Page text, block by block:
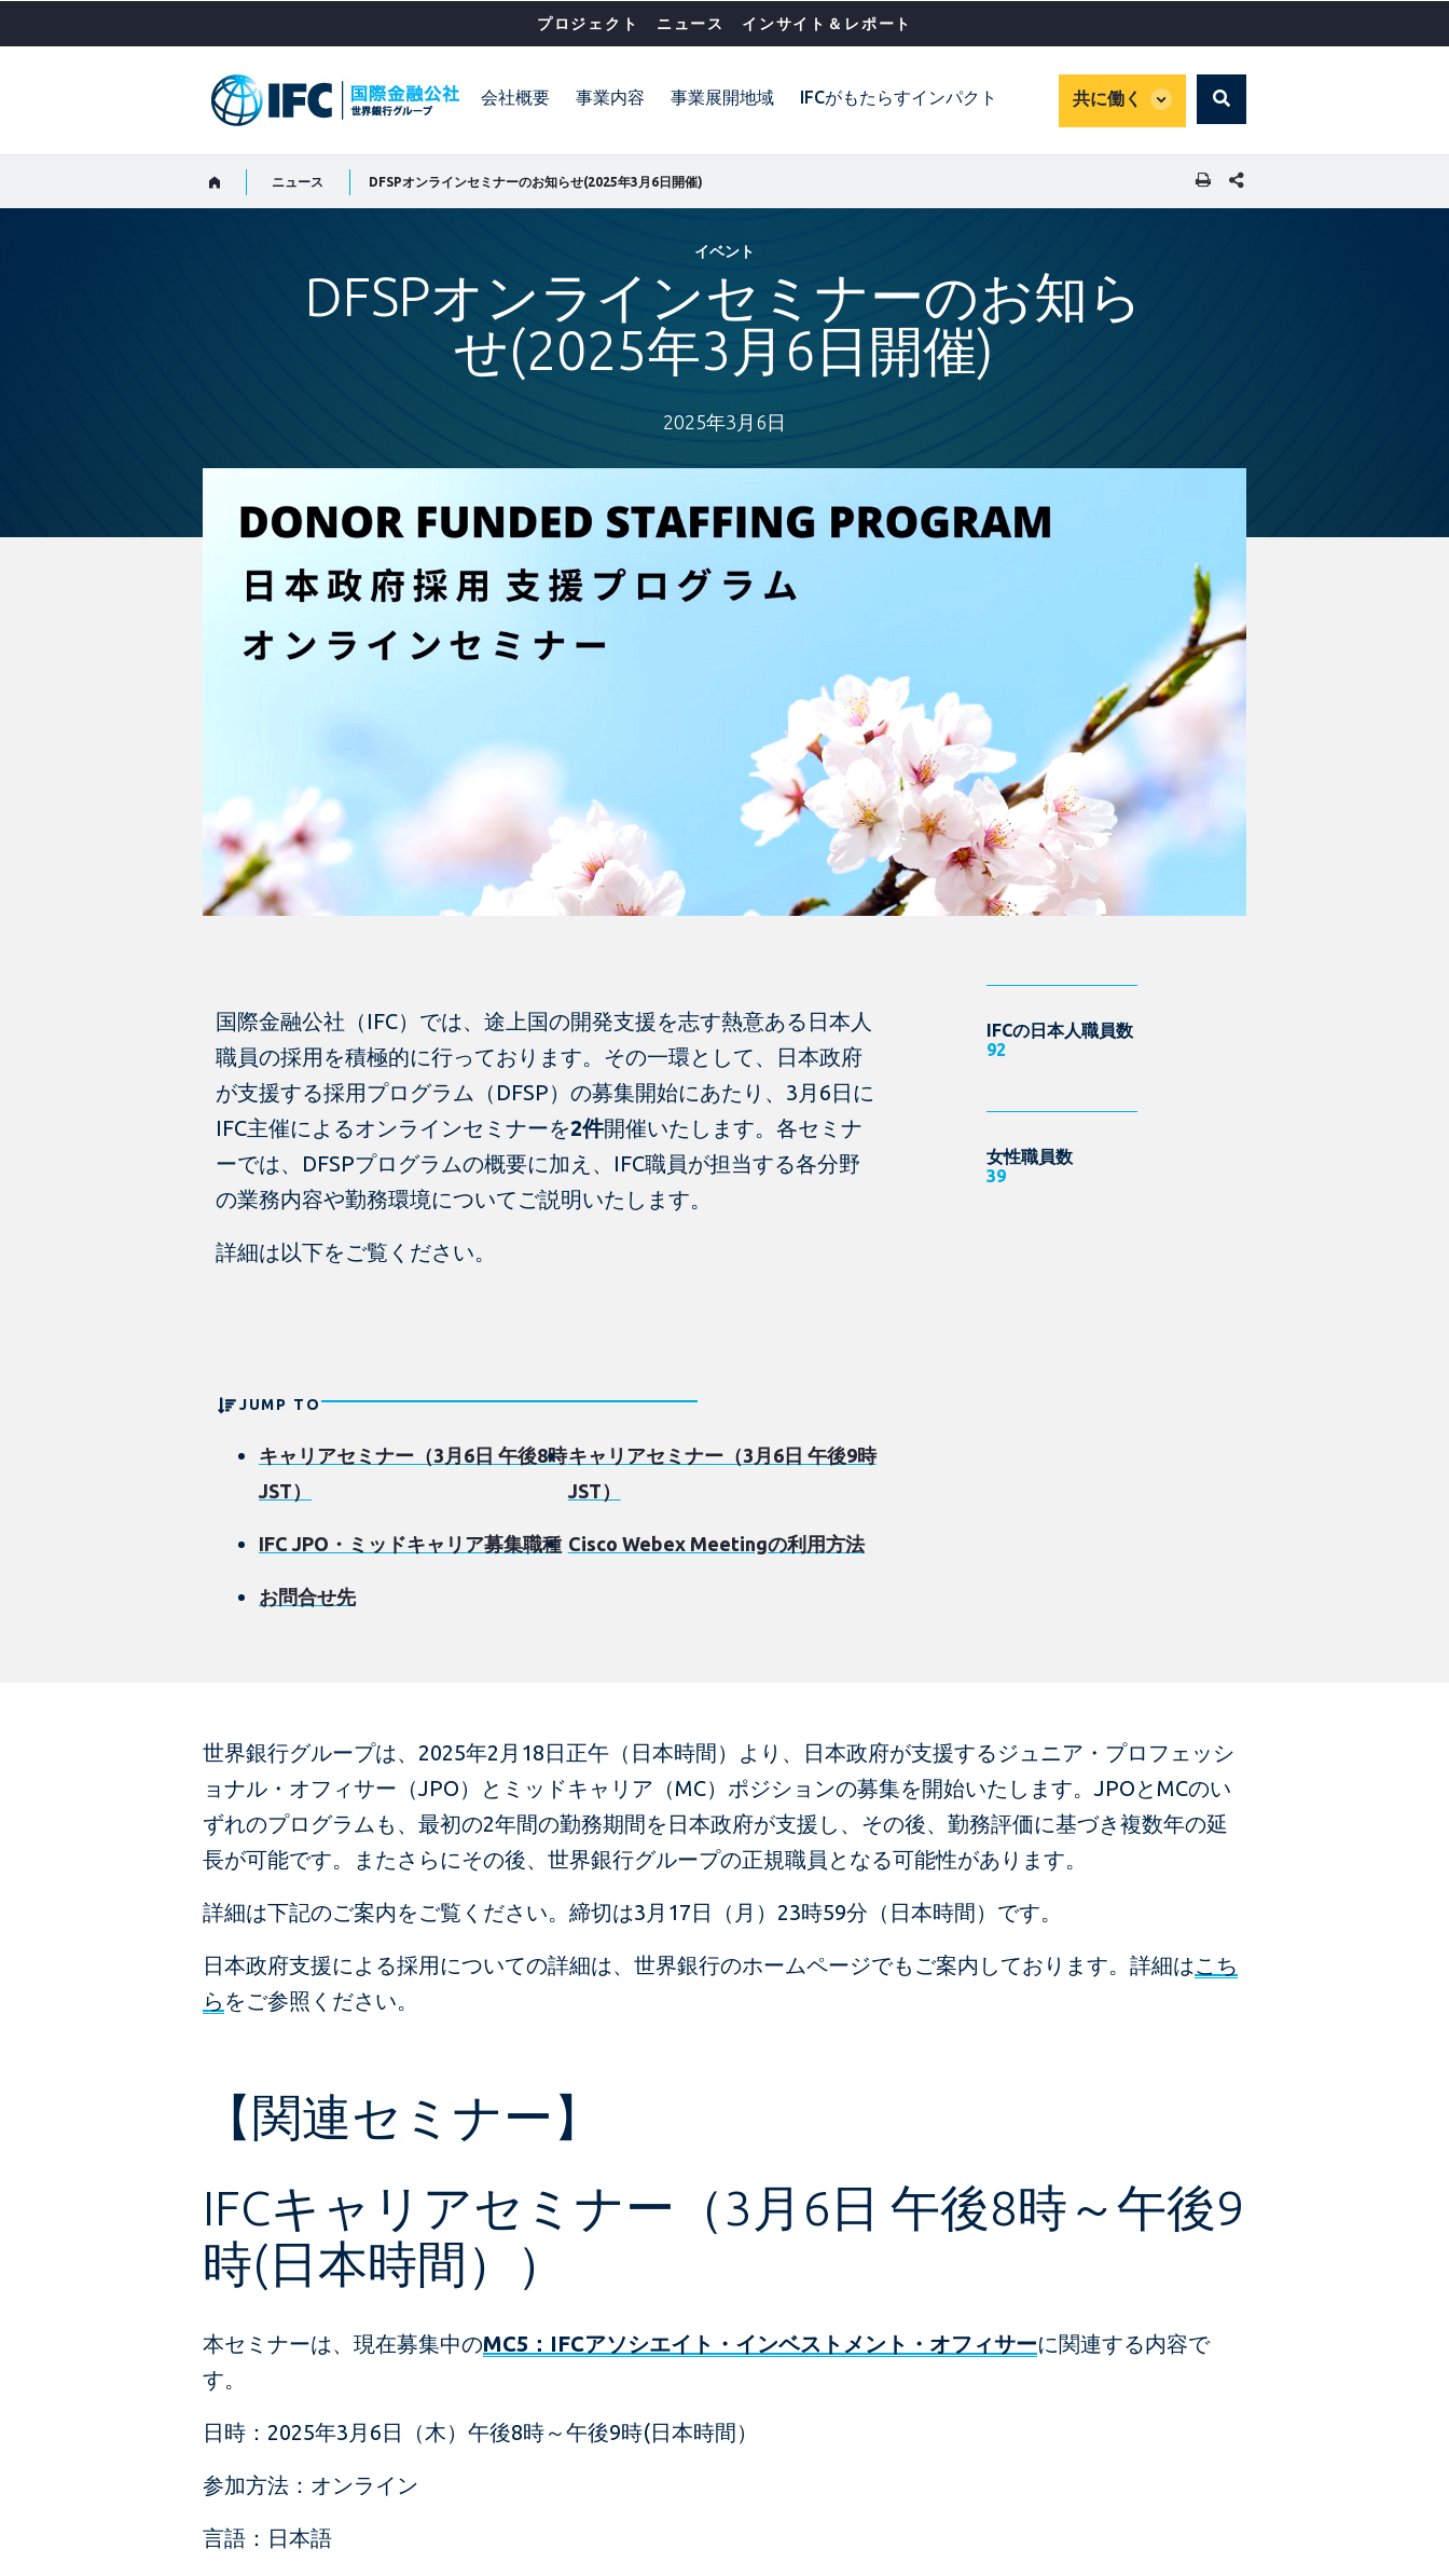
プロジェクト ニュース インサイト＆レポート
会社概要 事業内容 事業展開地域 IFCがもたらすインパクト 共に働く
global
Search
ニュース DFSPオンラインセミナーのお知らせ(2025年3月6日開催) SHARE THIS PAGE
イベント
DFSPオンラインセミナーのお知ら
せ(2025年3月6日開催)
2025年3月6日
国際金融公社（IFC）では、途上国の開発支援を志す熱意ある日本人
職員の採用を積極的に行っております。その一環として、日本政府
が支援する採用プログラム（DFSP）の募集開始にあたり、3月6日に
IFC主催によるオンラインセミナーを2件開催いたします。各セミナ
ーでは、DFSPプログラムの概要に加え、IFC職員が担当する各分野
の業務内容や勤務環境についてご説明いたします。
詳細は以下をご覧ください。
JUMP TO
キャリアセミナー（3月6日 午後8時
JST）
キャリアセミナー（3月6日 午後9時
JST）
IFC JPO・ミッドキャリア募集職種 Cisco Webex Meetingの利用方法
お問合せ先
IFCの日本人職員数
92
女性職員数
39
世界銀行グループは、2025年2月18日正午（日本時間）より、日本政府が支援するジュニア・プロフェッシ
ョナル・オフィサー（JPO）とミッドキャリア（MC）ポジションの募集を開始いたします。JPOとMCのい
ずれのプログラムも、最初の2年間の勤務期間を日本政府が支援し、その後、勤務評価に基づき複数年の延
長が可能です。またさらにその後、世界銀行グループの正規職員となる可能性があります。
詳細は下記のご案内をご覧ください。締切は3月17日（月）23時59分（日本時間）です。
日本政府支援による採用についての詳細は、世界銀行のホームページでもご案内しております。詳細はこち
ら をご参照ください。
【関連セミナー】
IFCキャリアセミナー（3月6日 午後8時～午後9
時(日本時間））
本セミナーは、現在募集中のMC5：IFCアソシエイト・インベストメント・オフィサーに関連する内容で
す。
日時：2025年3月6日（木）午後8時～午後9時(日本時間）
参加方法：オンライン
言語：日本語